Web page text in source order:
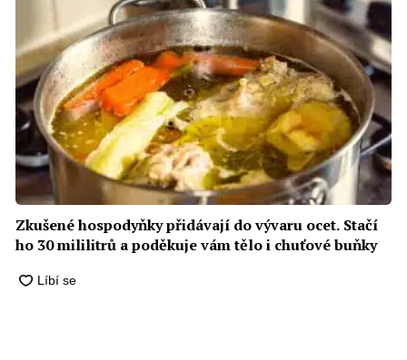
Zkušené hospodyňky přidávají do vývaru ocet. Stačí
ho 30 mililitrů a⁠ poděkuje vám tělo i chuťové buňky